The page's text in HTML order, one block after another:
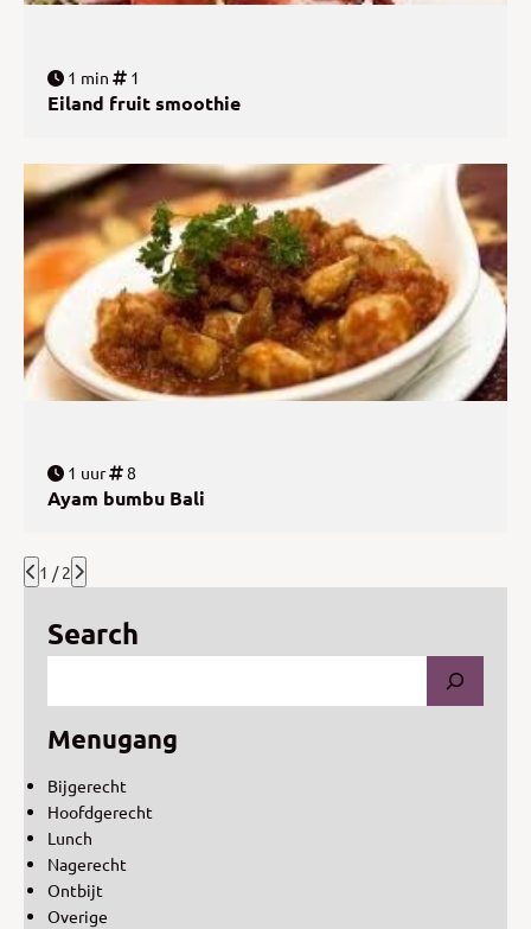
1 min 1
Eiland fruit smoothie
1 uur 8
Ayam bumbu Bali
1 / 2
Search
Menugang
Bijgerecht
Hoofdgerecht
Lunch
Nagerecht
Ontbijt
Overige